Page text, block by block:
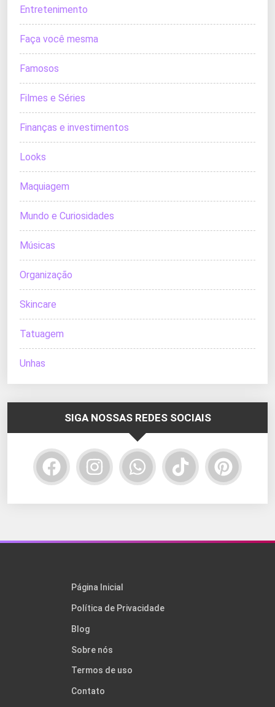
Entretenimento
Faça você mesma
Famosos
Filmes e Séries
Finanças e investimentos
Looks
Maquiagem
Mundo e Curiosidades
Músicas
Organização
Skincare
Tatuagem
Unhas
SIGA NOSSAS REDES SOCIAIS
Página Inicial
Política de Privacidade
Blog
Sobre nós
Termos de uso
Contato